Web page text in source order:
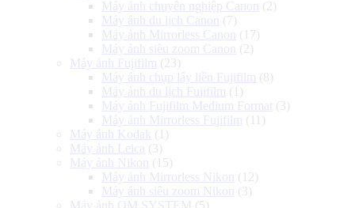
Máy ảnh chuyên nghiệp Canon
(2)
Máy ảnh du lịch Canon
(7)
Máy ảnh Mirrorless Canon
(17)
Máy ảnh siêu zoom Canon
(2)
Máy ảnh Fujifilm (23)
Máy ảnh chụp lấy liền Fujifilm (8)
Máy ảnh du lịch Fujifilm (1)
Máy ảnh Fujifilm Medium Format (3)
Máy ảnh Mirrorless Fujifilm (11)
Máy ảnh Kodak (1)
Máy ảnh Leica (3)
Máy ảnh Nikon
(15)
Máy ảnh Mirrorless Nikon
(12)
Máy ảnh siêu zoom Nikon
(3)
Máy ảnh OM SYSTEM (5)